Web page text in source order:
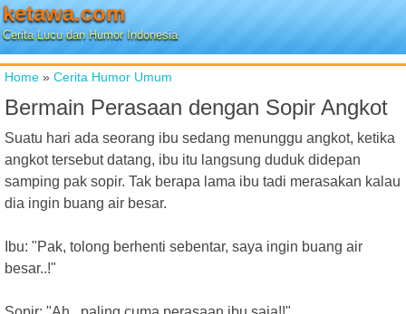
ketawa.com
Cerita Lucu dan Humor Indonesia
Home » Cerita Humor Umum
Bermain Perasaan dengan Sopir Angkot
Suatu hari ada seorang ibu sedang menunggu angkot, ketika
angkot tersebut datang, ibu itu langsung duduk didepan
samping pak sopir. Tak berapa lama ibu tadi merasakan kalau
dia ingin buang air besar.
Ibu: "Pak, tolong berhenti sebentar, saya ingin buang air
besar..!"